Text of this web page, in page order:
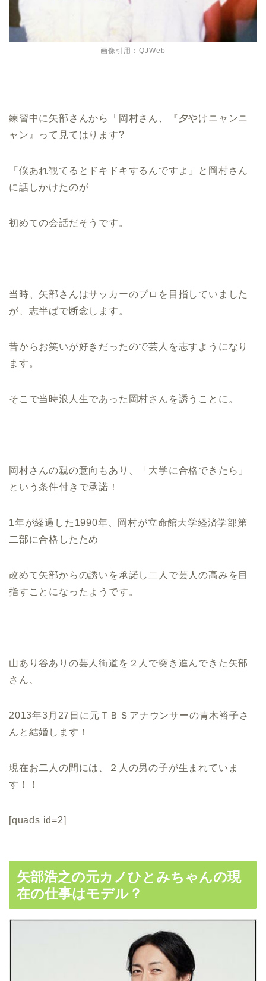
画像引用：QJWeb
練習中に矢部さんから「岡村さん、『夕やけニャンニ
ャン』って見てはります?
「僕あれ観てるとドキドキするんですよ」と岡村さん
に話しかけたのが
初めての会話だそうです。
当時、矢部さんはサッカーのプロを目指していました
が、志半ばで断念します。
昔からお笑いが好きだったので芸人を志すようになり
ます。
そこで当時浪人生であった岡村さんを誘うことに。
岡村さんの親の意向もあり、「大学に合格できたら」
という条件付きで承諾！
1年が経過した1990年、岡村が立命館大学経済学部第
二部に合格したため
改めて矢部からの誘いを承諾し二人で芸人の高みを目
指すことになったようです。
山あり谷ありの芸人街道を２人で突き進んできた矢部
さん、
2013年3月27日に元ＴＢＳアナウンサーの青木裕子さ
んと結婚します！
現在お二人の間には、２人の男の子が生まれていま
す！！
[quads id=2]
矢部浩之の元カノひとみちゃんの現
在の仕事はモデル？